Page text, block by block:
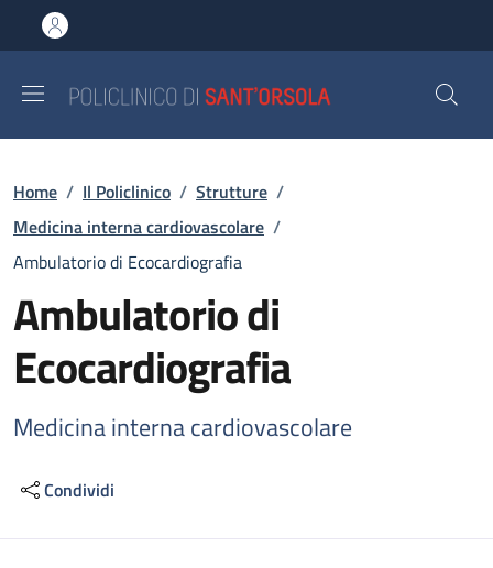
al contenuto principale
to footer content
Briciole di pane
Home / Il Policlinico / Strutture /
Medicina interna cardiovascolare /
Ambulatorio di Ecocardiografia
Ambulatorio di
Ecocardiografia
Medicina interna cardiovascolare
Condividi